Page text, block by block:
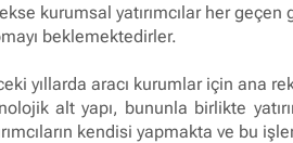
kurumsal yatırımcılar her
beklemektedirler.
yıllarda aracı kurumlar için ana
alt yapı, bununla birlikte
kendisi yapmakta ve bu